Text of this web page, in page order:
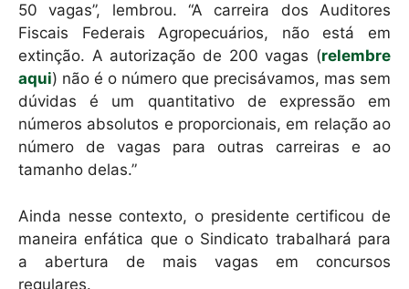
50 vagas”, lembrou. “A carreira dos Auditores
Fiscais Federais Agropecuários, não está em
extinção. A autorização de 200 vagas (relembre
aqui) não é o número que precisávamos, mas sem
dúvidas é um quantitativo de expressão em
números absolutos e proporcionais, em relação ao
número de vagas para outras carreiras e ao
tamanho delas.”
Ainda nesse contexto, o presidente certificou de
maneira enfática que o Sindicato trabalhará para
a abertura de mais vagas em concursos
regulares.